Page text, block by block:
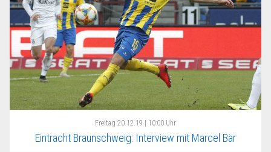
Freitag 20.12.19 | 10:00 Uhr
Eintracht Braunschweig: Interview mit Marcel Bär